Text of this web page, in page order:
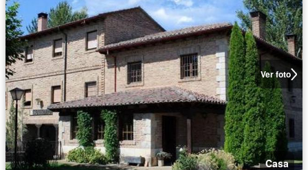
Ver foto
Casa